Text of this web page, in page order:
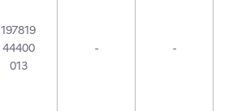
197819
44400
013
- -